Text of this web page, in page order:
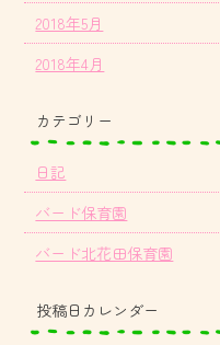
2018年5月
2018年4月
カテゴリー
日記
バード保育園
バード北花田保育園
投稿日カレンダー